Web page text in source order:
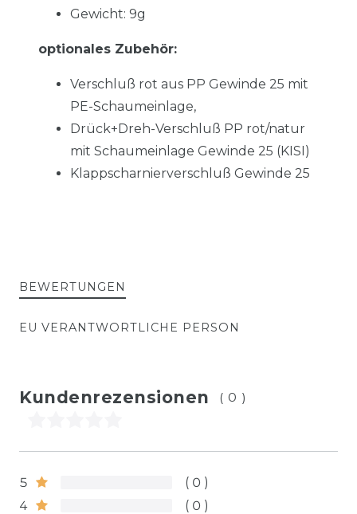
Gewicht: 9g
optionales Zubehör:
Verschluß rot aus PP Gewinde 25 mit
PE-Schaumeinlage,
Drück+Dreh-Verschluß PP rot/natur
mit Schaumeinlage Gewinde 25 (KISI)
Klappscharnierverschluß Gewinde 25
BEWERTUNGEN
EU VERANTWORTLICHE PERSON
Kundenrezensionen (0)
5
0
4
0